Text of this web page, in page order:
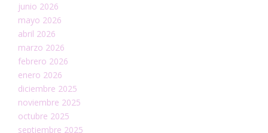
junio 2026
mayo 2026
abril 2026
marzo 2026
febrero 2026
enero 2026
diciembre 2025
noviembre 2025
octubre 2025
septiembre 2025